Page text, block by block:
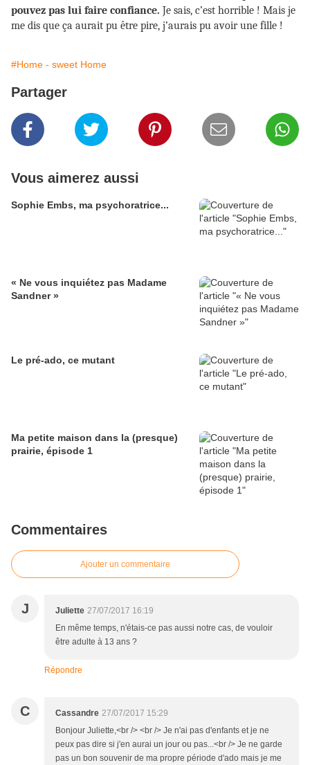
pouvez pas lui faire confiance. Je sais, c’est horrible ! Mais je
me dis que ça aurait pu être pire, j’aurais pu avoir une fille !
#Home - sweet Home
Partager
Vous aimerez aussi
Sophie Embs, ma psychoratrice...
« Ne vous inquiétez pas Madame
Sandner »
Le pré-ado, ce mutant
Ma petite maison dans la (presque)
prairie, épisode 1
Commentaires
Ajouter un commentaire
J Juliette 27/07/2017 16:19
En même temps, n'étais-ce pas aussi notre cas, de vouloir
être adulte à 13 ans ?
Répondre
C Cassandre 27/07/2017 15:29
Bonjour Juliette,<br /> <br /> Je n'ai pas d'enfants et je ne
peux pas dire si j'en aurai un jour ou pas...<br /> Je ne garde
pas un bon souvenir de ma propre période d'ado mais je me